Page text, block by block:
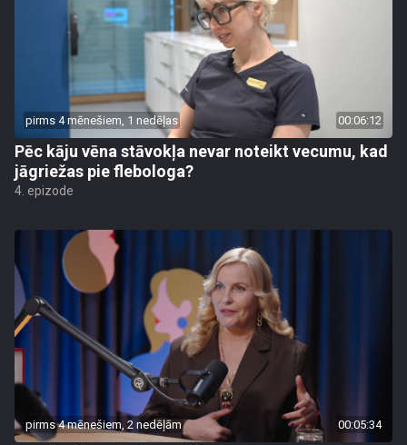
pirms 4 mēnešiem, 1 nedēļas 00:06:12
Pēc kāju vēna stāvokļa nevar noteikt vecumu, kad
jāgriežas pie flebologa?
4. epizode
pirms 4 mēnešiem, 2 nedēļām 00:05:34